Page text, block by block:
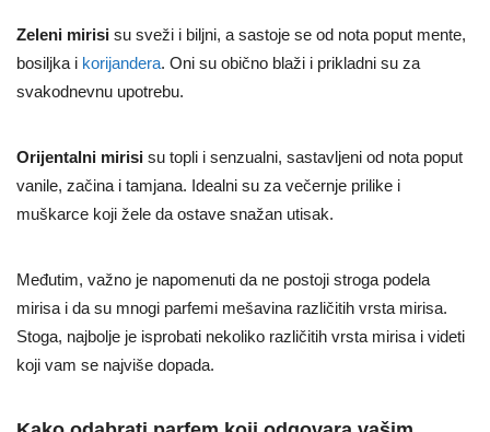
Zeleni mirisi su sveži i biljni, a sastoje se od nota poput mente,
bosiljka i korijandera. Oni su obično blaži i prikladni su za
svakodnevnu upotrebu.
Orijentalni mirisi su topli i senzualni, sastavljeni od nota poput
vanile, začina i tamjana. Idealni su za večernje prilike i
muškarce koji žele da ostave snažan utisak.
Međutim, važno je napomenuti da ne postoji stroga podela
mirisa i da su mnogi parfemi mešavina različitih vrsta mirisa.
Stoga, najbolje je isprobati nekoliko različitih vrsta mirisa i videti
koji vam se najviše dopada.